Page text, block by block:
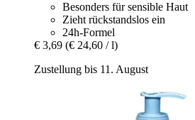
Besonders für sensible Haut
Zieht rückstandslos ein
24h-Formel
€ 3,69 (€ 24,60 / l)
Zustellung bis 11. August